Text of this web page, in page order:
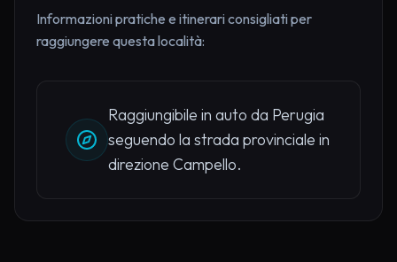
Informazioni pratiche e itinerari consigliati per
raggiungere questa località:
Raggiungibile in auto da Perugia
seguendo la strada provinciale in
direzione Campello.